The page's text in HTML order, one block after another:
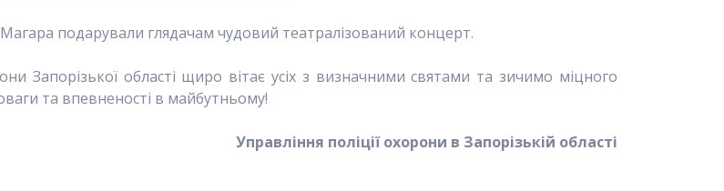
подарували глядачам чудовий театралізований концерт.
Запорізької області щиро вітає усіх з визначними святами та зичимо міцного
та впевненості в майбутньому!
Управління поліції охорони в Запорізькій області